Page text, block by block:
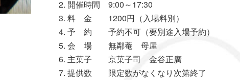
開催時間 9:00～17:30
料 金 1200円（入場料別）
予 約 予約不可（要別途入場予約）
会 場 無鄰菴 母屋
主菓子 京菓子司 金谷正廣
提供数 限定数がなくなり次第終了